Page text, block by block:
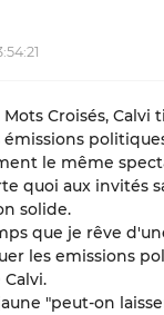
Croisés, Calvi
le même
quoi aux invités
solide.
que je rêve
les emissions
"peut-on